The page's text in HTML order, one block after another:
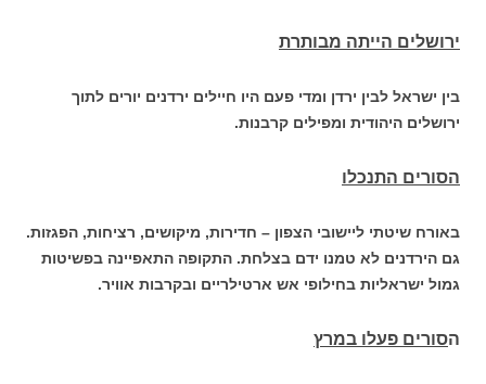
ירושלים הייתה מבותרת
בין ישראל לבין ירדן ומדי פעם היו חיילים ירדנים יורים לתוך
ירושלים היהודית ומפילים קרבנות.
הסורים התנכלו
באורח שיטתי ליישובי הצפון – חדירות, מיקושים, רציחות, הפגזות.
גם הירדנים לא טמנו ידם בצלחת. התקופה התאפיינה בפשיטות
גמול ישראליות בחילופי אש ארטילריים ובקרבות אוויר.
הסורים פעלו במרץ